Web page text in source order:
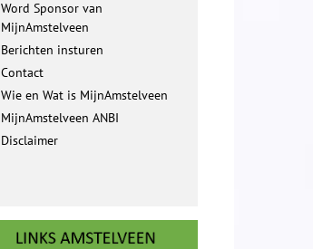
Word Sponsor van
MijnAmstelveen
Berichten insturen
Contact
Wie en Wat is MijnAmstelveen
MijnAmstelveen ANBI
Disclaimer